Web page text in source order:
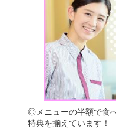
◎メニューの半額で食
特典を揃えています！